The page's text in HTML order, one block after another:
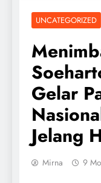
UNCATEGORIZED
Gelar
Jelang
Mirna 9